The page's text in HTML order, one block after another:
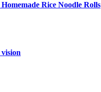
Rice Noodle Rolls